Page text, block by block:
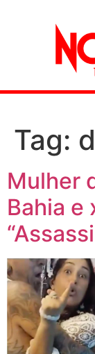
Tag:
Mulher
Bahia e